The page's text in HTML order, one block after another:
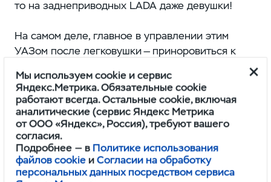
то на заднеприводных LADA даже девушки!
На самом деле, главное в управлении этим
УАЗом после легковушки — приноровиться к
тормозам. И еще полностью забыть про свои
легковые привычки. Например, про манеру
проходить плавные повороты, почти не снижая
скорости. С фургоном такое не пройдет. «Будка»
тут изрядно повышает центр тяжести, и
перебрав с километрами в час даже
в безобидном, на первый взгляд, вираже вполне
Мы используем cookie и сервис
Яндекс.Метрика. Обязательные cookie
работают всегда. Остальные cookie, включая
аналитические (сервис Яндекс Метрика
от ООО «Яндекс», Россия), требуют вашего
согласия.
Подробнее — в Политике использования
файлов cookie иСогласии на обработку
персональных данных посредством сервиса